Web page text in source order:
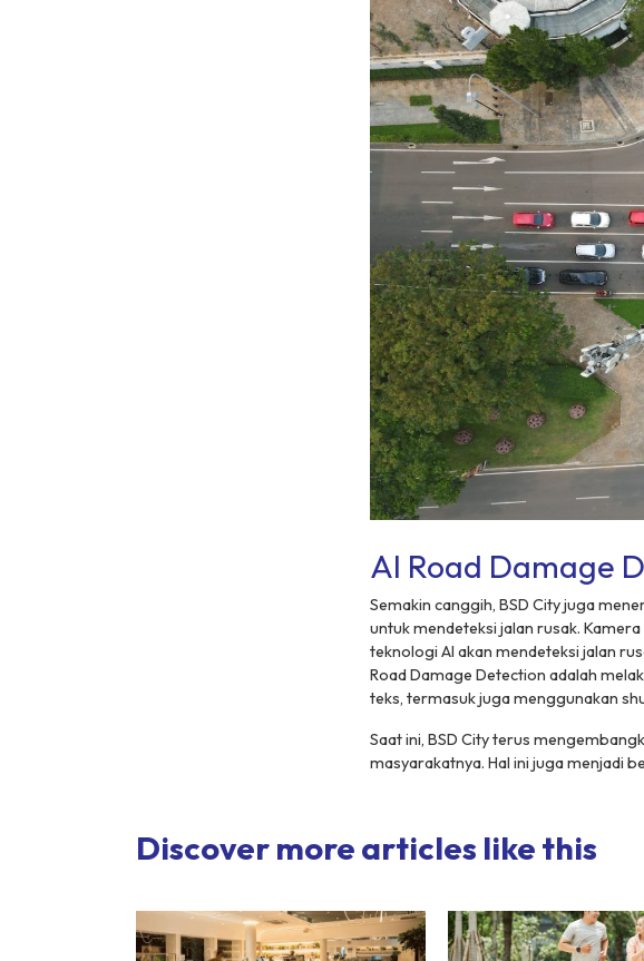
AI Road Damage
Semakin canggih, BSD City juga
untuk mendeteksi jalan rusak.
teknologi AI akan mendeteksi jalan
Road Damage Detection adalah
teks, termasuk juga menggunakan
Saat ini, BSD City terus
masyarakatnya. Hal ini juga menjadi
Discover more articles like this